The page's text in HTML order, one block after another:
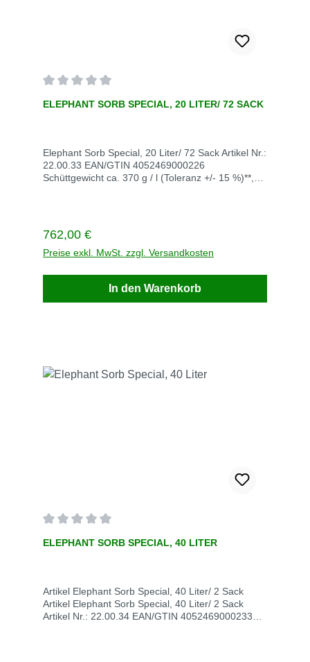
ELEPHANT SORB SPECIAL, 20 LITER/ 72 SACK
Elephant Sorb Special, 20 Liter/ 72 Sack Artikel Nr.:
22.00.33 EAN/GTIN 4052469000226
Schüttgewicht ca. 370 g / l (Toleranz +/- 15 %)**,
Auftragsbestätigung Versandkosten auf Anfrage
Chemikalien- und Ölbindemittel mit DEKRA-
hochporösem, nicht wasserlöslichem
Vulkangesteinnimmt Öle und wässrige
Flüssigkeiten, Säuren und Laugen, oxidative und
veröltem Untergrund rutschfest +49 22417
6707piel@aude-europa.de
Regulärer Preis:
762,00 €
Preise exkl. MwSt. zzgl. Versandkosten
In den Warenkorb
ELEPHANT SORB SPECIAL, 40 LITER
Artikel Elephant Sorb Special, 40 Liter/ 2 Sack
Artikel Elephant Sorb Special, 40 Liter/ 2 Sack
Artikel Nr.: 22.00.34 EAN/GTIN 4052469000233